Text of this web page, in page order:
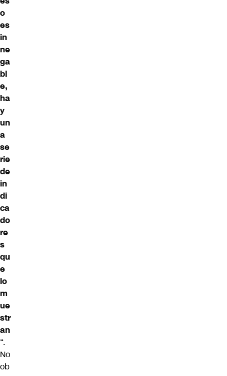
o
es
in
ne
ga
bl
e,
ha
y
un
a
se
rie
de
in
di
ca
do
re
s
qu
e
lo
m
ue
str
an
“.
No
ob